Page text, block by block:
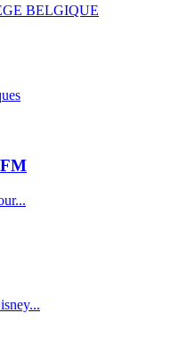
BELGIQUE